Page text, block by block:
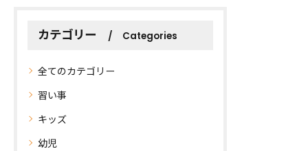
カテゴリー Categories
全てのカテゴリー
習い事
キッズ
幼児